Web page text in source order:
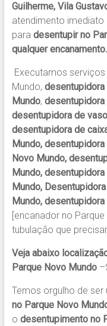
Guilherme, Vila
atendimento
para desentupir no
qualquer encanamento.
Executamos
Mundo,
Mundo, desentupidora
desentupidora de
desentupidora de
Mundo,
Novo Mundo,
Mundo,
Mundo,
Mundo,
[encanador no
tubulação que precisar
Veja abaixo
Parque Novo Mundo
Temos orgulho de ser
no Parque Novo
o desentupimento no